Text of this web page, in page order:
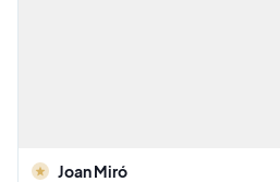
Joan Miró